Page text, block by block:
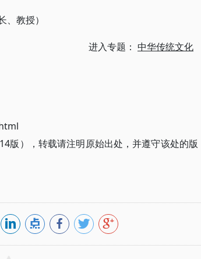
、教授）
进入专题： 中华传统文化
版），转载请注明原始出处，并遵守该处的版